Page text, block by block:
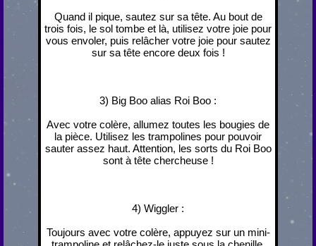
Quand il pique, sautez sur sa tête. Au bout de
trois fois, le sol tombe et là, utilisez votre joie pour
vous envoler, puis relâcher votre joie pour sautez
sur sa tête encore deux fois !
3) Big Boo alias Roi Boo :
Avec votre colère, allumez toutes les bougies de
la pièce. Utilisez les trampolines pour pouvoir
sauter assez haut. Attention, les sorts du Roi Boo
sont à tête chercheuse !
4) Wiggler :
Toujours avec votre colère, appuyez sur un mini-